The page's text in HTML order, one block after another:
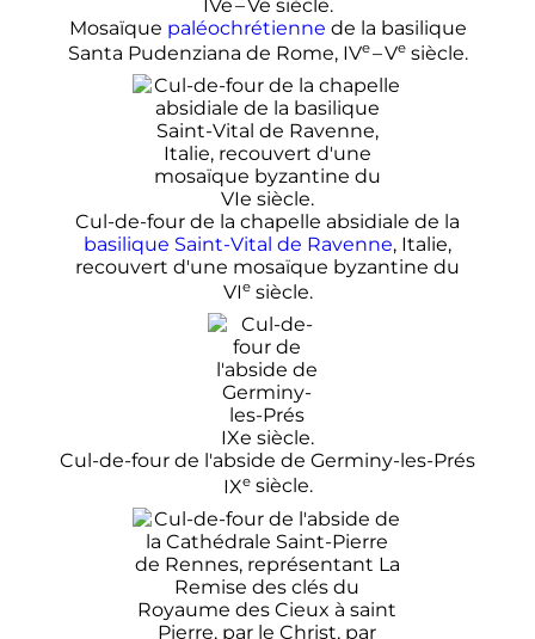
Mosaïque paléochrétienne de la basilique
Santa Pudenziana de Rome, IVe–Ve siècle.
Cul-de-four de la chapelle absidiale de la
basilique Saint-Vital de Ravenne, Italie,
recouvert d'une mosaïque byzantine du
VIe siècle.
Cul-de-four de l'abside de Germiny-les-Prés
IXe siècle.